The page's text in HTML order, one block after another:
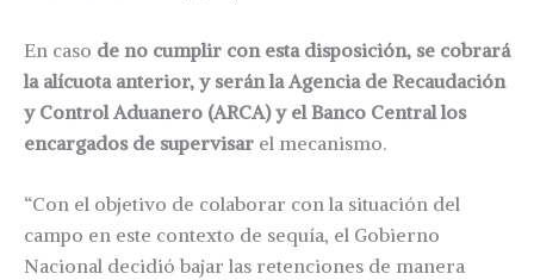
En caso de no cumplir con esta disposición, se cobrará
la alícuota anterior, y serán la Agencia de Recaudación
y Control Aduanero (ARCA) y el Banco Central los
encargados de supervisar el mecanismo.
“Con el objetivo de colaborar con la situación del
campo en este contexto de sequía, el Gobierno
Nacional decidió bajar las retenciones de manera